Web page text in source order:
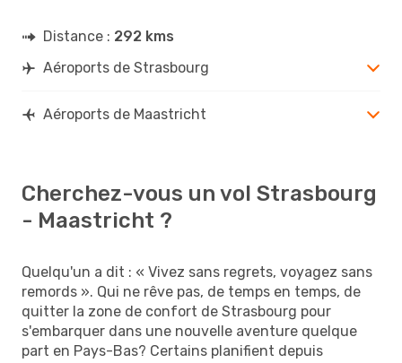
Distance : 292 kms
Aéroports de Strasbourg
Aéroports de Maastricht
Cherchez-vous un vol Strasbourg
- Maastricht ?
Quelqu'un a dit : « Vivez sans regrets, voyagez sans
remords ». Qui ne rêve pas, de temps en temps, de
quitter la zone de confort de Strasbourg pour
s'embarquer dans une nouvelle aventure quelque
part en Pays-Bas? Certains planifient depuis